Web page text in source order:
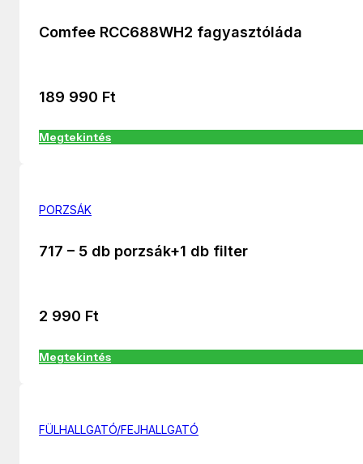
Comfee RCC688WH2 fagyasztóláda
189 990 Ft
Megtekintés
PORZSÁK
717 – 5 db porzsák+1 db filter
2 990 Ft
Megtekintés
FÜLHALLGATÓ/FEJHALLGATÓ